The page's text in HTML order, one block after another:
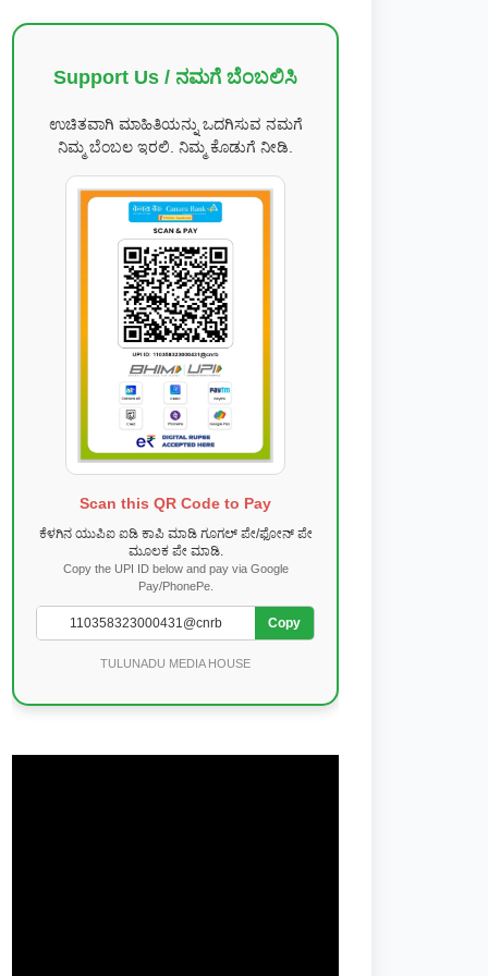
Support Us / ನಮಗೆ ಬೆಂಬಲಿಸಿ
ಉಚಿತವಾಗಿ ಮಾಹಿತಿಯನ್ನು ಒದಗಿಸುವ ನಮಗೆ
ನಿಮ್ಮ ಬೆಂಬಲ ಇರಲಿ. ನಿಮ್ಮ ಕೊಡುಗೆ ನೀಡಿ.
Scan this QR Code to Pay
ಕೆಳಗಿನ ಯುಪಿಐ ಐಡಿ ಕಾಪಿ ಮಾಡಿ ಗೂಗಲ್ ಪೇ/ಫೋನ್ ಪೇ
ಮೂಲಕ ಪೇ ಮಾಡಿ.
Copy the UPI ID below and pay via Google
Pay/PhonePe.
Copy
TULUNADU MEDIA HOUSE